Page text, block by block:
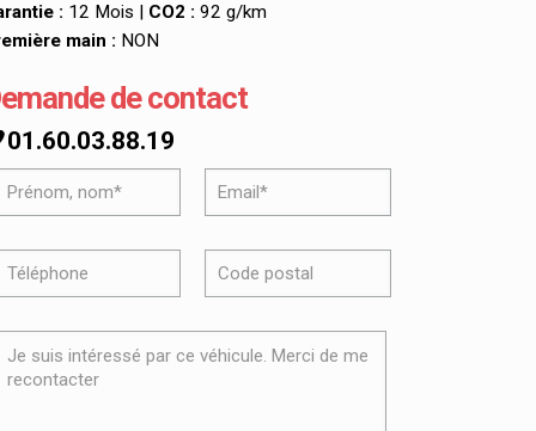
: 12 Mois | CO2 : 92 g/km
main : NON
de contact
01.60.03.88.19